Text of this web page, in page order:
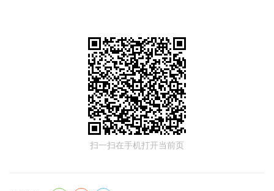
扫一扫在手机打开当前页